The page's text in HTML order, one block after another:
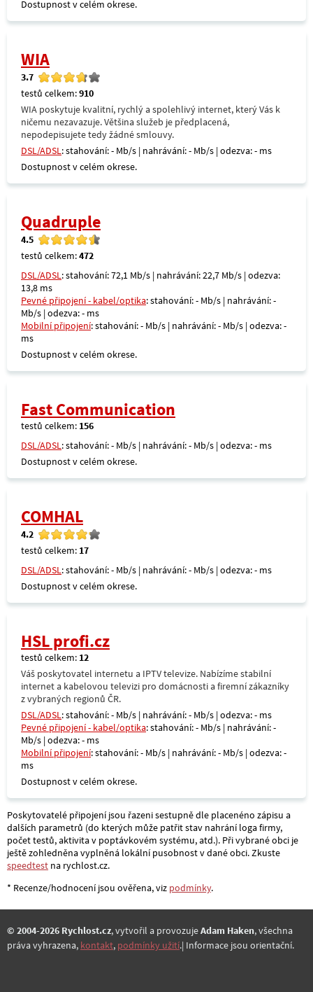
Dostupnost v celém okrese.
WIA
3.7
testů celkem:910
WIA poskytuje kvalitní, rychlý a spolehlivý internet, který Vás k
ničemu nezavazuje. Většina služeb je předplacená,
nepodepisujete tedy žádné smlouvy.
DSL/ADSL: stahování: - Mb/s | nahrávání: - Mb/s | odezva: - ms
Dostupnost v celém okrese.
Quadruple
4.5
testů celkem:472
DSL/ADSL: stahování: 72,1 Mb/s | nahrávání: 22,7 Mb/s | odezva:
13,8 ms
Pevné připojení - kabel/optika: stahování: - Mb/s | nahrávání: -
Mb/s | odezva: - ms
Mobilní připojení: stahování: - Mb/s | nahrávání: - Mb/s | odezva: -
ms
Dostupnost v celém okrese.
Fast Communication
testů celkem: 156
DSL/ADSL: stahování: - Mb/s | nahrávání: - Mb/s | odezva: - ms
Dostupnost v celém okrese.
COMHAL
4.2
testů celkem: 17
DSL/ADSL: stahování: - Mb/s | nahrávání: - Mb/s | odezva: - ms
Dostupnost v celém okrese.
HSL profi.cz
testů celkem: 12
Váš poskytovatel internetu a IPTV televize. Nabízíme stabilní
internet a kabelovou televizi pro domácnosti a firemní zákazníky
z vybraných regionů ČR.
DSL/ADSL: stahování: - Mb/s | nahrávání: - Mb/s | odezva: - ms
Pevné připojení - kabel/optika: stahování: - Mb/s | nahrávání: -
Mb/s | odezva: - ms
Mobilní připojení: stahování: - Mb/s | nahrávání: - Mb/s | odezva: -
ms
Dostupnost v celém okrese.
Poskytovatelé připojení jsou řazeni sestupně dle placenéno zápisu a
dalších parametrů (do kterých může patřit stav nahrání loga firmy,
počet testů, aktivita v poptávkovém systému, atd.). Při vybrané obci je
ještě zohledněna vyplněná lokální pusobnost v dané obci. Zkuste
speedtest na rychlost.cz.
* Recenze/hodnocení jsou ověřena, viz podmínky.
© 2004-2026 Rychlost.cz, vytvořil a provozujeAdam Haken, všechna
práva vyhrazena, kontakt, podmínky užití.| Informace jsou orientační.